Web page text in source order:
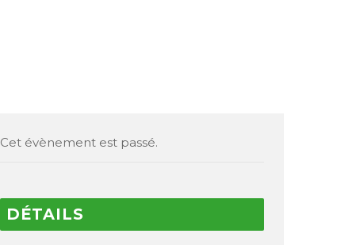
Cet évènement est passé.
DÉTAILS